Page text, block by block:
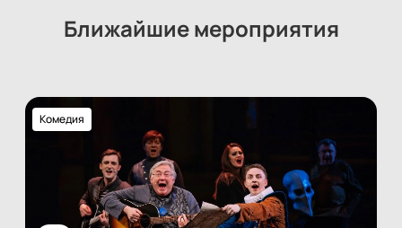
Ближайшие мероприятия
Комедия